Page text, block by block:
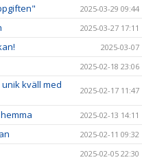
2025-03-29 09:44
2025-03-27 17:11
2025-03-07
2025-02-18 23:06
kväll med
2025-02-17 11:47
2025-02-13 14:11
2025-02-11 09:32
2025-02-05 22:30